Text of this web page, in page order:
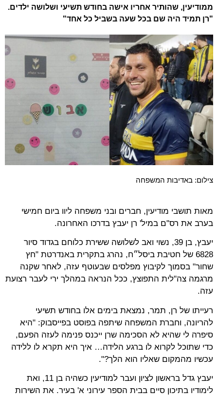
ממודיעין, שהותיר אחריו אישה בחודש תשיעי ושלושה ילדים.
"רן תמיד היה שם בכל שעה בשביל כל אחד"
צילום: באדיבות המשפחה
מאות תושבי מודיעין, חברים ובני משפחה ליוו ביום חמישי
בערב את רס"ם במיל' רן יעבץ בדרכו האחרונה.
יעבץ, בן 39, נשוי ואב לשלושה ששירת כלוחם בגדוד סיור
6828 של חטיבת ביסל״ח, נהרג בתקרית באנדרטת "חץ
שחור" בסמוך לקיבוץ מפלסים שבעוטף עזה, לאחר שקנה
מרגמה צה"לית התפוצץ, ככל הנראה במהלך ירי לעבר רצועת
עזה.
רעייתו של רן, תמר, נמצאת בימים אלו בחודש תשיעי
להריונה, וחברת המשפחה שיתפה בפוסט בפייסבוק: "היא
סיפרה לי שהיא לא הסכימה שרן ייכנס פנימה לעזה הפעם,
כדי שתוכל לקרוא לו ברגע הלידה… איך היא תקרא לו ללידה
עכשיו מהמקום שאליו הוא הלך?".
יעבץ גדל בראשון לציון ועבר למודיעין כשהיה בן 11, ואת
לימודיו בתיכון סיים בבית הספר עירוני א' בעיר. את השירות